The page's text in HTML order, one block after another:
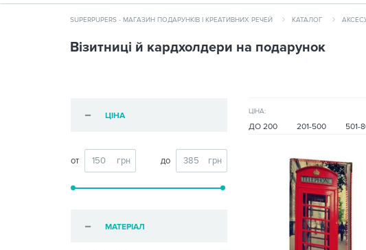
SUPERPUPERS - МАГАЗИН ПОДАРУНКІВ І КРЕАТИВНИХ РЕЧЕЙ КАТАЛОГ
Візитниці й кардхолдери на подарунок
ЦІНА
от до
МАТЕРІАЛ
ЦІНА:
ДО 200 201-500 501-